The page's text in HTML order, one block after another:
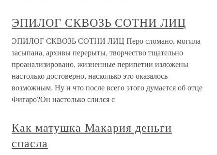
ЭПИЛОГ СКВОЗЬ СОТНИ ЛИЦ
ЭПИЛОГ СКВОЗЬ СОТНИ ЛИЦ Перо сломано, могила
засыпана, архивы перерыты, творчество тщательно
проанализировано, жизненные перипетии изложены
настолько достоверно, насколько это оказалось
возможным. Ну и что после всего этого думается об отце
Фигаро?Он настолько слился с
Как матушка Макария деньги
спасла